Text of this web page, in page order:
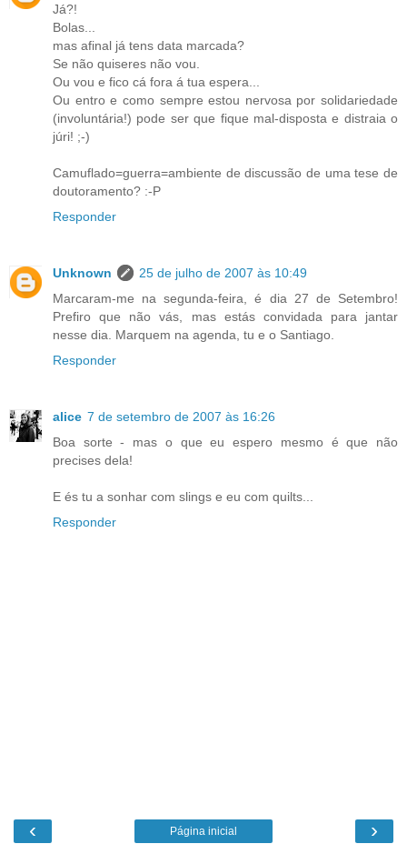
Já?!
Bolas...
mas afinal já tens data marcada?
Se não quiseres não vou.
Ou vou e fico cá fora á tua espera...
Ou entro e como sempre estou nervosa por solidariedade
(involuntária!) pode ser que fique mal-disposta e distraia o
júri! ;-)
Camuflado=guerra=ambiente de discussão de uma tese de
doutoramento? :-P
Responder
Unknown
25 de julho de 2007 às 10:49
Marcaram-me na segunda-feira, é dia 27 de Setembro!
Prefiro que não vás, mas estás convidada para jantar
nesse dia. Marquem na agenda, tu e o Santiago.
Responder
alice 7 de setembro de 2007 às 16:26
Boa sorte - mas o que eu espero mesmo é que não
precises dela!
E és tu a sonhar com slings e eu com quilts...
Responder
‹ ›
Página inicial